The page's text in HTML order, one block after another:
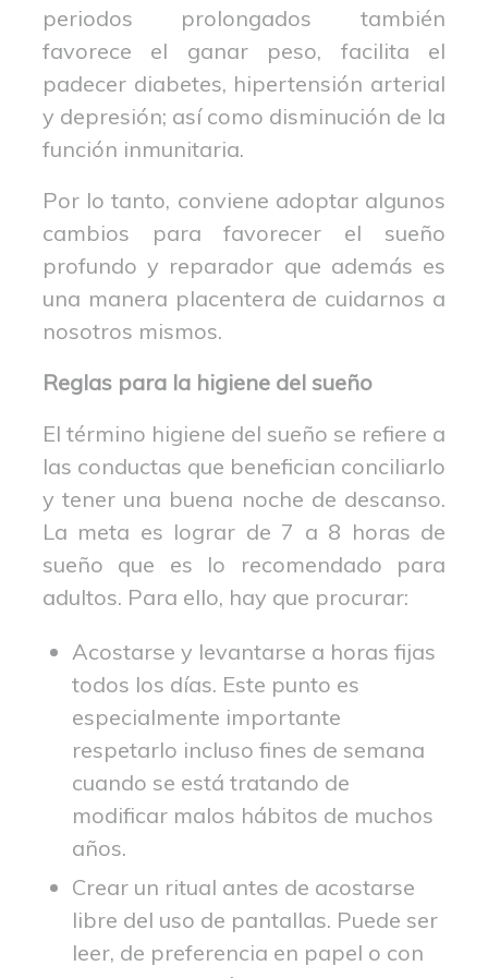
periodos prolongados también
favorece el ganar peso, facilita el
padecer diabetes, hipertensión arterial
y depresión; así como disminución de la
función inmunitaria.
Por lo tanto, conviene adoptar algunos
cambios para favorecer el sueño
profundo y reparador que además es
una manera placentera de cuidarnos a
nosotros mismos.
Reglas para la higiene del sueño
El término higiene del sueño se refiere a
las conductas que benefician conciliarlo
y tener una buena noche de descanso.
La meta es lograr de 7 a 8 horas de
sueño que es lo recomendado para
adultos. Para ello, hay que procurar:
Acostarse y levantarse a horas fijas
todos los días. Este punto es
especialmente importante
respetarlo incluso fines de semana
cuando se está tratando de
modificar malos hábitos de muchos
años.
Crear un ritual antes de acostarse
libre del uso de pantallas. Puede ser
leer, de preferencia en papel o con